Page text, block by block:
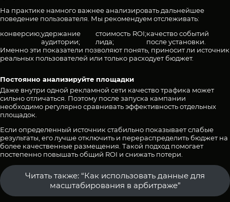
На практике намного важнее анализировать дальнейшее
поведение пользователя. Мы рекомендуем отслеживать:
конверсию;удержание
аудитории;
стоимость
лида;
ROI;качество событий
после установки.
Именно эти показатели позволяют понять, приносит ли источник
реальных пользователей или только расходует бюджет.
Постоянно анализируйте площадки
Даже внутри одной рекламной сети качество трафика может
сильно отличаться. Поэтому после запуска кампании
необходимо регулярно сравнивать эффективность отдельных
площадок.
Если определенный источник стабильно показывает слабые
результаты, его лучше отключить и перераспределить бюджет на
более качественные размещения. Такой подход помогает
постепенно повышать общий ROI и снижать потери.
Читать также: “Как использовать данные для
масштабирования в арбитраже”